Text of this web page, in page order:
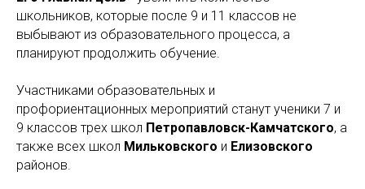
школьников, которые после 9 и 11 классов не
выбывают из образовательного процесса, а
планируют продолжить обучение.
Участниками образовательных и
профориентационных мероприятий станут ученики 7 и
9 классов трех школ Петропавловск-Камчатского, а
также всех школ Мильковского и Елизовского
районов.